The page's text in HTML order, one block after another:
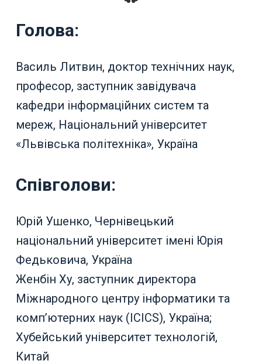
Голова:
Василь Литвин, доктор технічних наук,
професор, заступник завідувача
кафедри інформаційних систем та
мереж, Національний університет
«Львівська політехніка», Україна
Співголови:
Юрій Ушенко, Чернівецький
національний університет імені Юрія
Федьковича, Україна
Женбін Ху, заступник директора
Міжнародного центру інформатики та
комп’ютерних наук (ICICS), Україна;
Хубейський університет технологій,
Китай